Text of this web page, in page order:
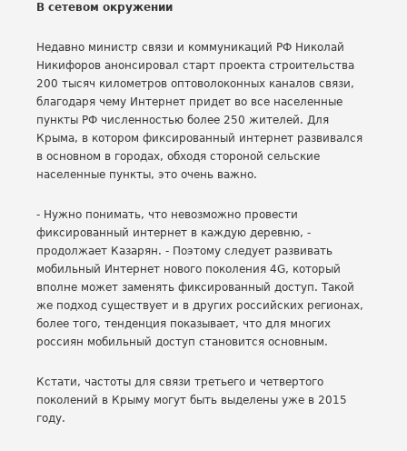
В сетевом окружении
Недавно министр связи и коммуникаций РФ Николай
Никифоров анонсировал старт проекта строительства
200 тысяч километров оптоволоконных каналов связи,
благодаря чему Интернет придет во все населенные
пункты РФ численностью более 250 жителей. Для
Крыма, в котором фиксированный интернет развивался
в основном в городах, обходя стороной сельские
населенные пункты, это очень важно.
- Нужно понимать, что невозможно провести
фиксированный интернет в каждую деревню, -
продолжает Казарян. - Поэтому следует развивать
мобильный Интернет нового поколения 4G, который
вполне может заменять фиксированный доступ. Такой
же подход существует и в других российских регионах,
более того, тенденция показывает, что для многих
россиян мобильный доступ становится основным.
Кстати, частоты для связи третьего и четвертого
поколений в Крыму могут быть выделены уже в 2015
году.